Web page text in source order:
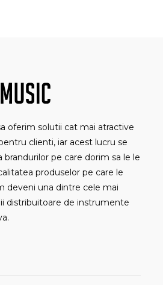
oferim solutii cat mai atractive
clienti, iar acest lucru se
pe care dorim sa le le
produselor pe care le
deveni una dintre cele mai
distribuitoare de instrumente